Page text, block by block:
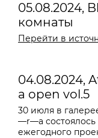
05.08.2024,
комнаты
Перейти в
a open vol.5
30 июля в
—r—a состоялось
ежегодного